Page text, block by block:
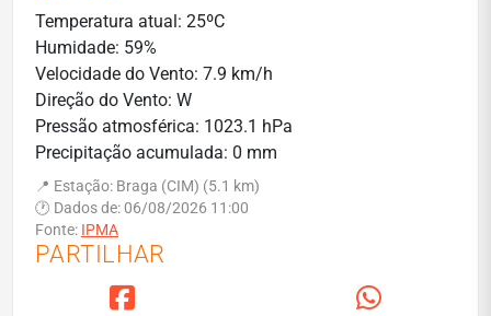
Temperatura atual: 25ºC
Humidade: 59%
Velocidade do Vento: 7.9 km/h
Direção do Vento: W
Pressão atmosférica: 1023.1 hPa
Precipitação acumulada: 0 mm
📍 Estação: Braga (CIM) (5.1 km)
🕐 Dados de: 06/08/2026 11:00
Fonte: IPMA
PARTILHAR